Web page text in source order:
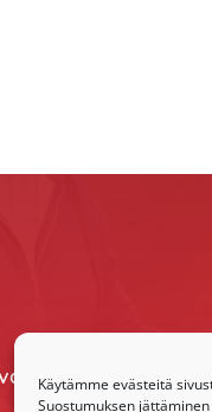
Käytämme evästeitä
Suostumuksen